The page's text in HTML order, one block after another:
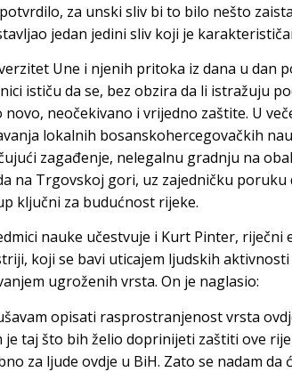
za unski sliv bi to bilo nešto
jedan jedini sliv koji je
Une i njenih pritoka iz dana u dan
ističu da se, bez obzira da li istražuju
novo, neočekivano i vrijedno zaštite. U
lokalnih bosanskohercegovačkih
zagađenje, nelegalnu gradnju na
na Trgovskoj gori, uz zajedničku
ključni za budućnost rijeke.
nauke učestvuje i Kurt Pinter,
koji se bavi uticajem ljudskih
ugroženih vrsta. On je naglasio:
opisati rasprostranjenost vrsta
je taj što bih želio doprinijeti zaštiti ove
za ljude ovdje u BiH. Zato se nadam